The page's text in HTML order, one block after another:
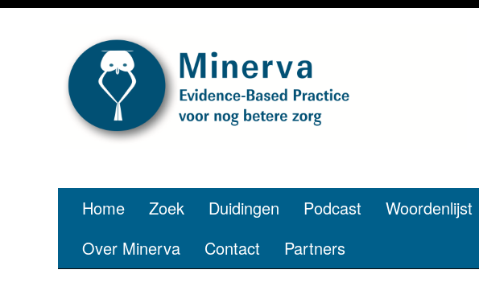
Je bent jong en zoekt roem met je
pen? Dat kan.
Home Zoek Duidingen Podcast Woordenlijst
Over Minerva
Contact Partners